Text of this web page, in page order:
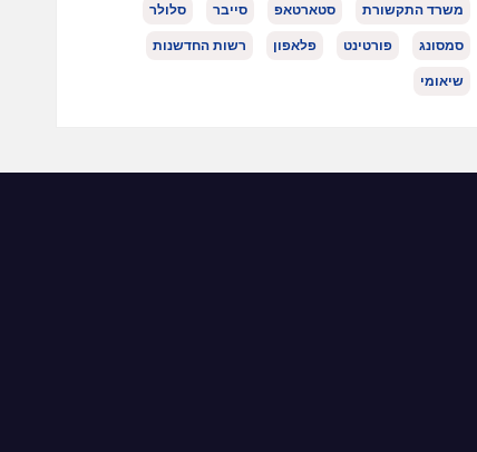
משרד התקשורת סטארטאפ סייבר סלולר
סמסונג פורטינט פלאפון רשות החדשנות
שיאומי